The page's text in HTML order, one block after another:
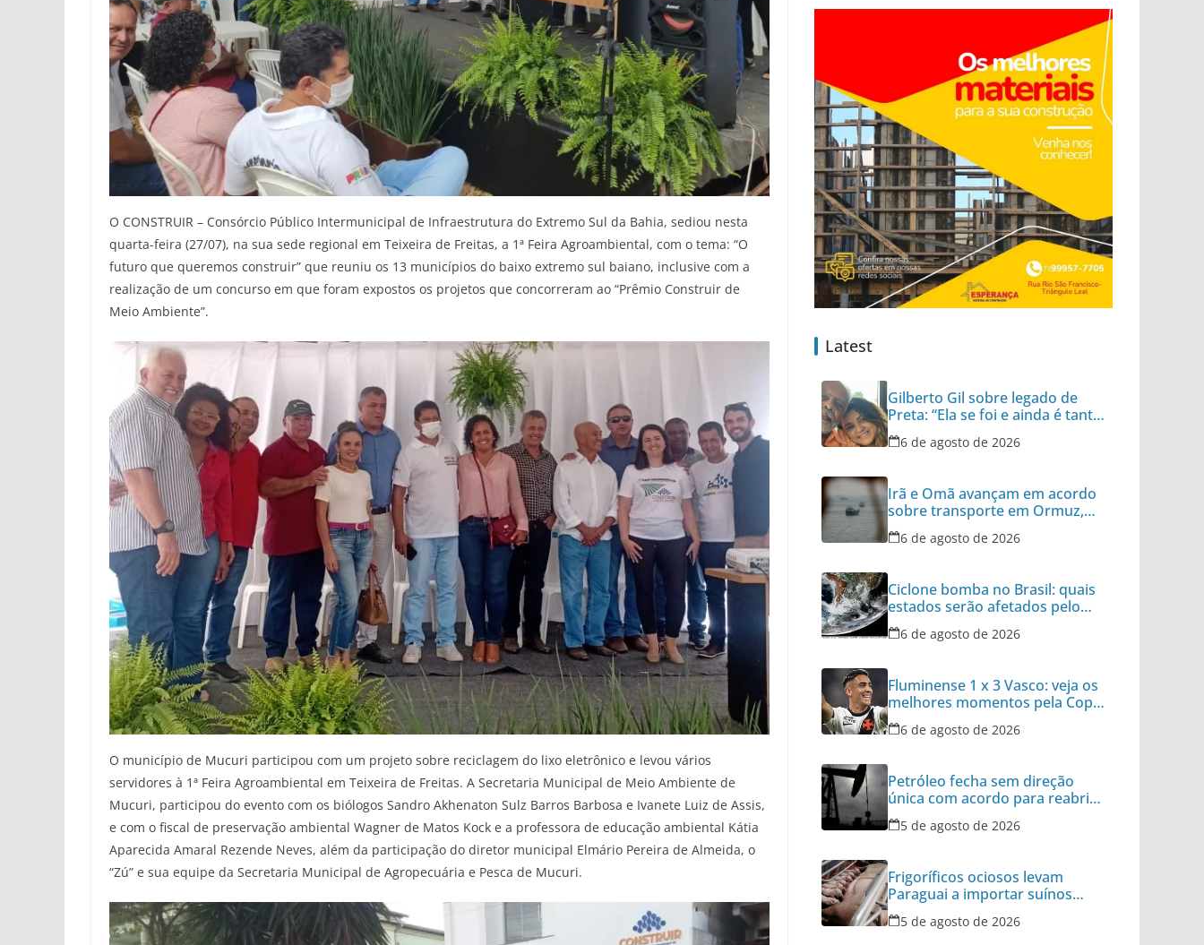
O CONSTRUIR – Consórcio Público Intermunicipal de Infraestrutura do Extremo Sul da Bahia, sediou nesta
quarta-feira (27/07), na sua sede regional em Teixeira de Freitas, a 1ª Feira Agroambiental, com o tema: “O
futuro que queremos construir” que reuniu os 13 municípios do baixo extremo sul baiano, inclusive com a
realização de um concurso em que foram expostos os projetos que concorreram ao “Prêmio Construir de
Meio Ambiente”.
O município de Mucuri participou com um projeto sobre reciclagem do lixo eletrônico e levou vários
servidores à 1ª Feira Agroambiental em Teixeira de Freitas. A Secretaria Municipal de Meio Ambiente de
Mucuri, participou do evento com os biólogos Sandro Akhenaton Sulz Barros Barbosa e Ivanete Luiz de Assis,
e com o fiscal de preservação ambiental Wagner de Matos Kock e a professora de educação ambiental Kátia
Aparecida Amaral Rezende Neves, além da participação do diretor municipal Elmário Pereira de Almeida, o
“Zú” e sua equipe da Secretaria Municipal de Agropecuária e Pesca de Mucuri.
Latest
Gilberto Gil sobre legado de
Preta: “Ela se foi e ainda é tanta
coisa”
6 de agosto de 2026
Irã e Omã avançam em acordo
sobre transporte em Ormuz,
diz autoridade
6 de agosto de 2026
Ciclone bomba no Brasil: quais
estados serão afetados pelo
fenômeno
6 de agosto de 2026
Fluminense 1 x 3 Vasco: veja os
melhores momentos pela Copa
do Brasil
6 de agosto de 2026
Petróleo fecha sem direção
única com acordo para reabrir
Ormuz no radar
5 de agosto de 2026
Frigoríficos ociosos levam
Paraguai a importar suínos
vivos do Brasil
5 de agosto de 2026